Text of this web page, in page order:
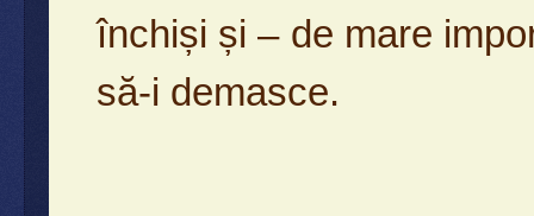
închiși și – de mare
să-i demasce.